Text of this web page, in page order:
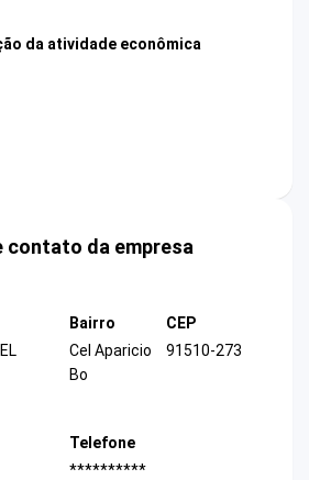
da atividade econômica
contato da empresa
Bairro
Cel Aparicio
Bo
CEP
91510-273
Telefone
**********